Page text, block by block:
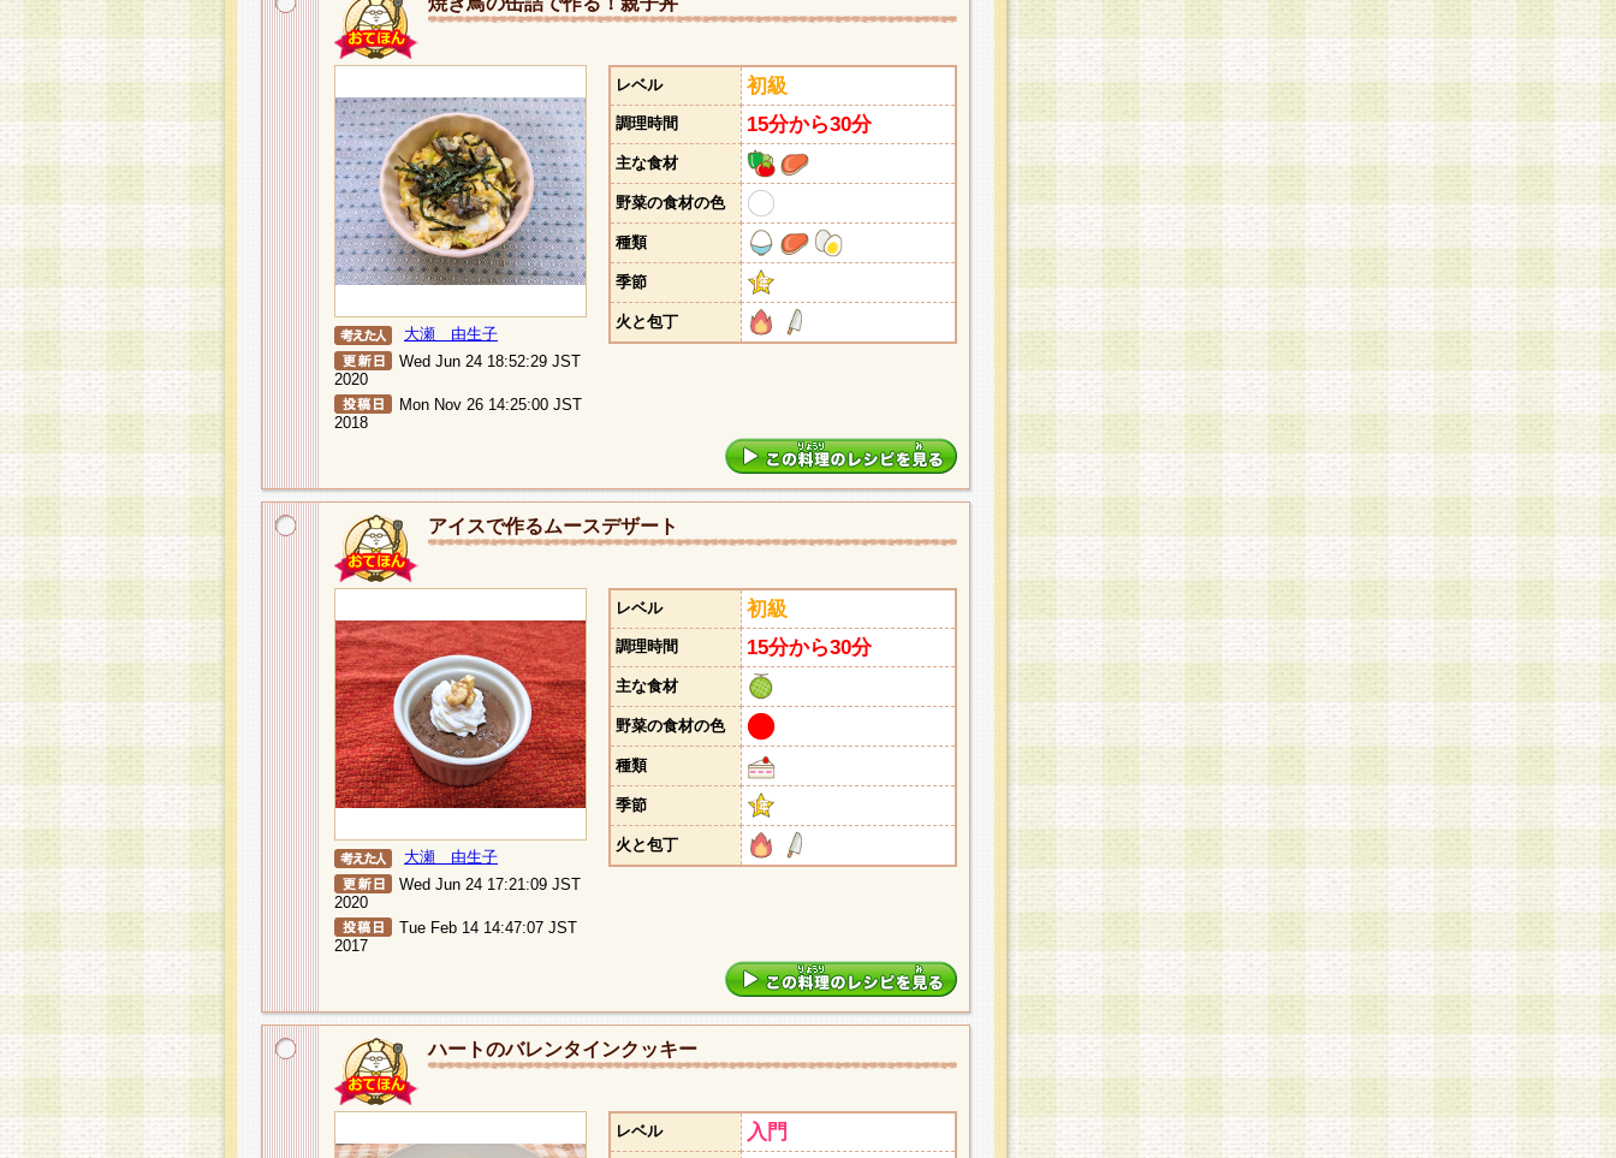
大瀬 由生子
Wed Jun 24 18:52:29 JST
2020
Mon Nov 26 14:25:00 JST
2018
レベル 初級
調理時間 15分から30分
主な食材
野菜の食材の色
種類
季節
火と包丁
アイスで作るムースデザート
大瀬 由生子
Wed Jun 24 17:21:09 JST
2020
Tue Feb 14 14:47:07 JST
2017
レベル 初級
調理時間 15分から30分
主な食材
野菜の食材の色
種類
季節
火と包丁
ハートのバレンタインクッキー
レベル 入門